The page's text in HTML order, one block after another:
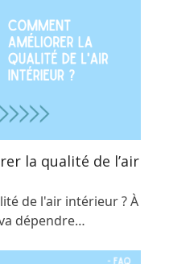
la qualité de l’air
de l'air intérieur ? À
dépendre…